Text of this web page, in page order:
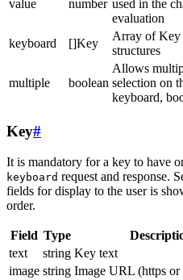
value number used in the
evaluation
keyboard []Key
Array of Key
structures
multiple boolean
Allows
selection on
keyboard,
Key#
It is mandatory for a key to have
keyboard request and response.
fields for display to the user is
order.
Field Type
text
string Key text
image string Image URL (https or